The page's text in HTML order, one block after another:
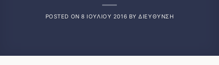
POSTED ON8 ΙΟΥΛΊΟΥ 2016 BYΔΙΕΎΘΥΝΣΗ